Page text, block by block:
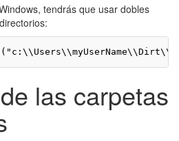
tendrás que usar dobles
las carpetas